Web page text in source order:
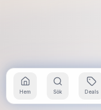
Hem Sök Deals